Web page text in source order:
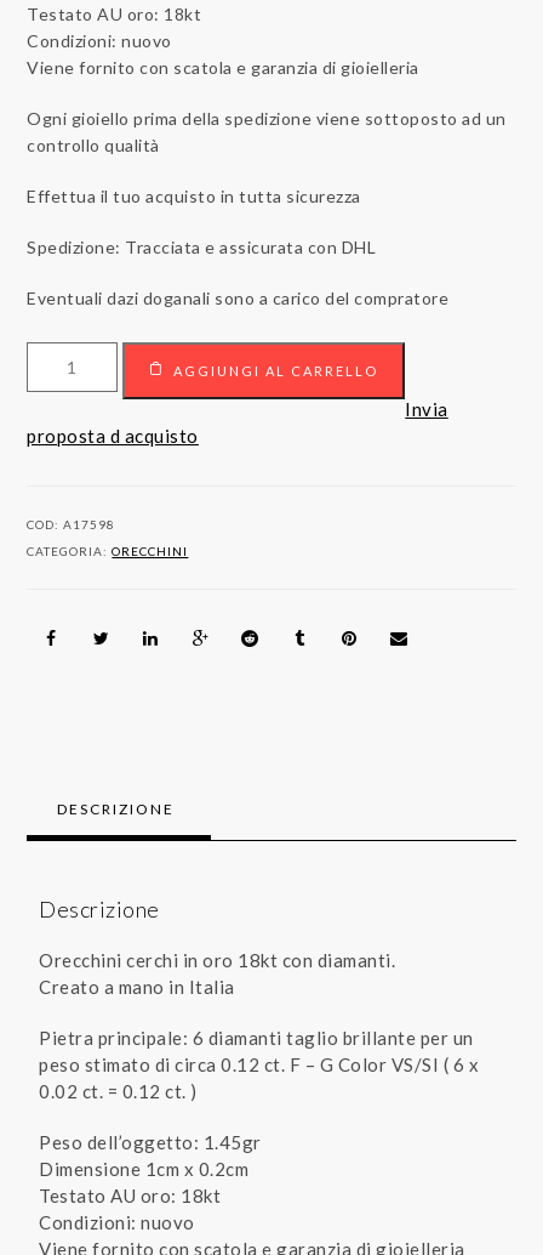
Testato AU oro: 18kt
Condizioni: nuovo
Viene fornito con scatola e garanzia di gioielleria
Ogni gioiello prima della spedizione viene sottoposto ad un
controllo qualità
Effettua il tuo acquisto in tutta sicurezza
Spedizione: Tracciata e assicurata con DHL
Eventuali dazi doganali sono a carico del compratore
carati
rosa
AGGIUNGI AL CARRELLO
Invia
proposta d acquisto
COD:A17598
CATEGORIA:ORECCHINI
DESCRIZIONE
Descrizione
Orecchini cerchi in oro 18kt con diamanti.
Creato a mano in Italia
Pietra principale: 6 diamanti taglio brillante per un
peso stimato di circa 0.12 ct. F – G Color VS/SI ( 6 x
0.02 ct. = 0.12 ct. )
Peso dell’oggetto: 1.45gr
Dimensione 1cm x 0.2cm
Testato AU oro: 18kt
Condizioni: nuovo
Viene fornito con scatola e garanzia di gioielleria